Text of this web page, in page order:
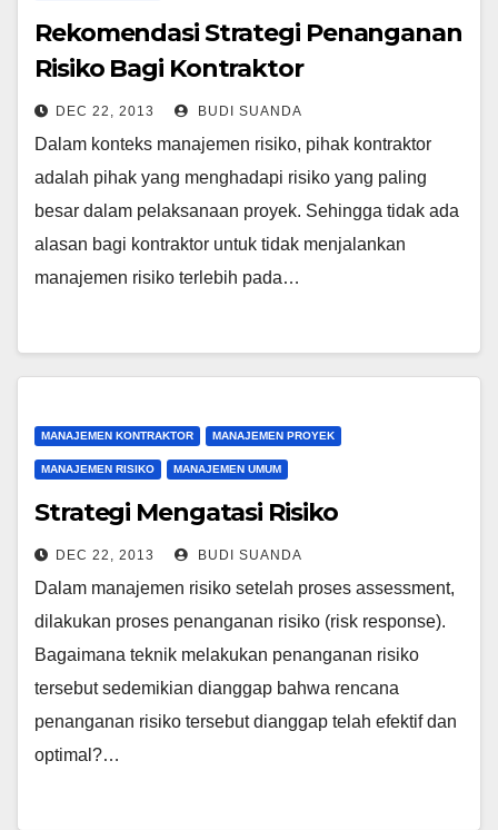
Rekomendasi Strategi Penanganan
Risiko Bagi Kontraktor
DEC 22, 2013 BUDI SUANDA
Dalam konteks manajemen risiko, pihak kontraktor
adalah pihak yang menghadapi risiko yang paling
besar dalam pelaksanaan proyek. Sehingga tidak ada
alasan bagi kontraktor untuk tidak menjalankan
manajemen risiko terlebih pada…
MANAJEMEN KONTRAKTOR MANAJEMEN PROYEK
MANAJEMEN RISIKO MANAJEMEN UMUM
Strategi Mengatasi Risiko
DEC 22, 2013 BUDI SUANDA
Dalam manajemen risiko setelah proses assessment,
dilakukan proses penanganan risiko (risk response).
Bagaimana teknik melakukan penanganan risiko
tersebut sedemikian dianggap bahwa rencana
penanganan risiko tersebut dianggap telah efektif dan
optimal?…